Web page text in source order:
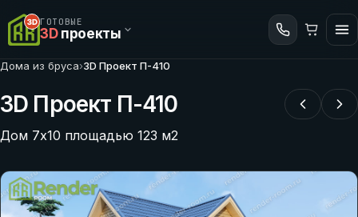
ГОТОВЫЕ
3Dпроекты
Дома из бруса›3D Проект П-410
3D Проект П-410
Дом 7х10 площадью 123 м2